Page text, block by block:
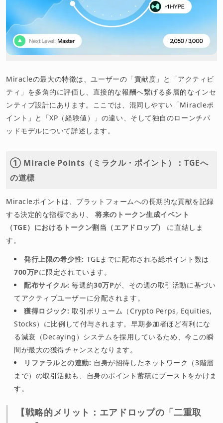
Miracleの最大の特徴は、ユーザーの「貢献度」と「アクティビ
ティ」を多角的に評価し、直接的な報酬へ繋げる多層的なインセ
ンティブ設計にあります。ここでは、混同しやすい「Miracleポ
イント」と「XP（経験値）」の違い、そして独自のローンチパ
ッドモデルについて詳述します。
① Miracle Points（ミラクル・ポイント）：TGEへ
の道標
Miracleポイントは、プラットフォームへの長期的な貢献を記録
する決定的な指標であり、将来のトークン生成イベント
（TGE）におけるトークン割当（エアドロップ）
に直結しま
す。
発行上限の希少性: TGEまでに配布される総ポイント数は
700万Pに限定されています。
配布サイクル: 毎週約30万Pが、その週の取引活動に基づい
てアクティブユーザーに分配されます。
獲得ロジック: 取引ボリューム（Crypto Perps, Equities,
Stocks）に比例して付与されます。早期参加者ほど有利にな
る減衰（Decaying）システムを採用しているため、今この瞬
間が最大の獲得チャンスとなります。
リファラルとの連動: 自身が招待したネットワーク（3階層
まで）の取引活動も、自身のポイント蓄積にブーストをかけま
す。
【戦略的メリット：エアドロップの「二重取